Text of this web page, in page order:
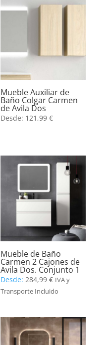
Mueble Auxiliar de
Baño Colgar Carmen
de Avila Dos
Desde: 121,99€
Mueble de Baño
Carmen 2 Cajones de
Avila Dos. Conjunto 1
Desde:284,99€ IVA y
Transporte Incluido